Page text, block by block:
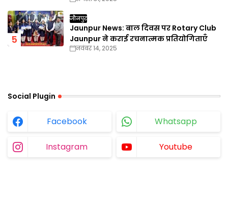
जौनपुर
Jaunpur News: बाल दिवस पर Rotary Club
Jaunpur ने कराई रचनात्मक प्रतियोगिताएँ
नवंबर 14, 2025
Social Plugin
Facebook Whatsapp
Instagram Youtube